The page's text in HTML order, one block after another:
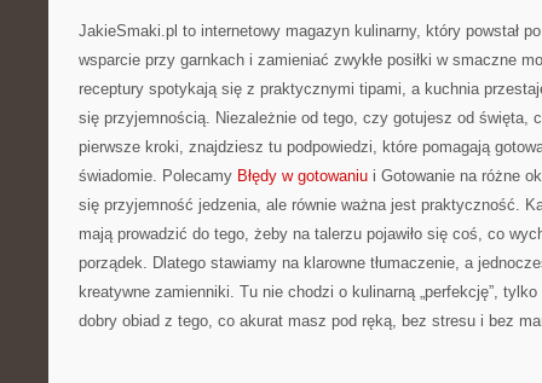
JakieSmaki.pl to internetowy magazyn kulinarny, który powstał
wsparcie przy garnkach i zamieniać zwykłe posiłki w smaczne
receptury spotykają się z praktycznymi tipami, a kuchnia
się przyjemnością. Niezależnie od tego, czy gotujesz od święta,
pierwsze kroki, znajdziesz tu podpowiedzi, które pomagają
świadomie. Polecamy Błędy w gotowaniu i Gotowanie na różne
się przyjemność jedzenia, ale równie ważna jest praktyczność.
mają prowadzić do tego, żeby na talerzu pojawiło się coś, co
porządek. Dlatego stawiamy na klarowne tłumaczenie, a
kreatywne zamienniki. Tu nie chodzi o kulinarną „perfekcję”,
dobry obiad z tego, co akurat masz pod ręką, bez stresu i bez